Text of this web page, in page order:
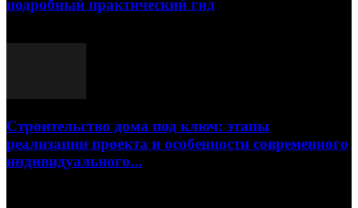
подробный практический гид
Строительство дома под ключ: этапы
реализации проекта и особенности современного
индивидуального...